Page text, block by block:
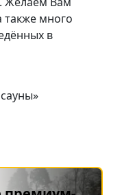
также много
в